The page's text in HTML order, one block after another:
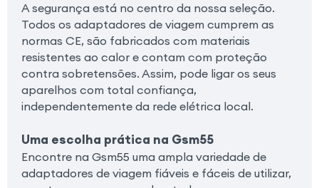
A segurança está no centro da nossa seleção.
Todos os adaptadores de viagem cumprem as
normas CE, são fabricados com materiais
resistentes ao calor e contam com proteção
contra sobretensões. Assim, pode ligar os seus
aparelhos com total confiança,
independentemente da rede elétrica local.
Uma escolha prática na Gsm55
Encontre na Gsm55 uma ampla variedade de
adaptadores de viagem fiáveis e fáceis de utilizar,